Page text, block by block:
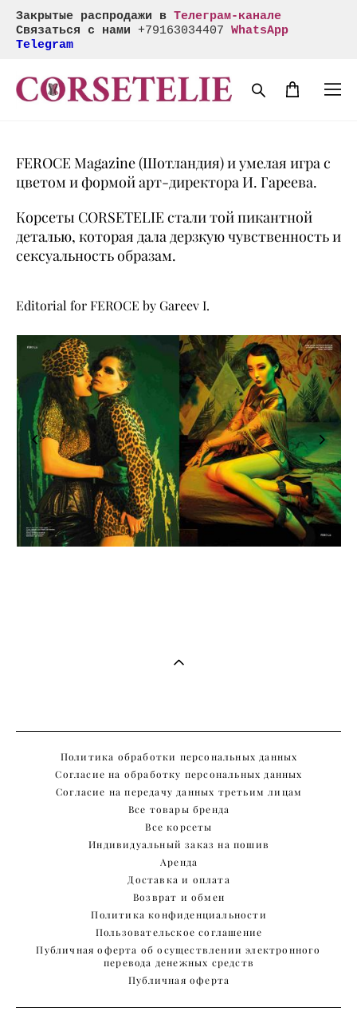
Закрытые распродажи в Телеграм-канале
Связаться с нами +79163034407
WhatsApp
Telegram
FEROCE Magazine (Шотландия) и умелая игра с
цветом и формой арт-директора И. Гареева.
Корсеты CORSETELIE стали той пикантной
деталью, которая дала дерзкую чувственность и
сексуальность образам.
Editorial for FEROCE by Gareev I.
Политика обработки персональных данных
Согласие на обработку персональных данных
Согласие на передачу данных третьим лицам
Все товары бренда
Все корсеты
Индивидуальный заказ на пошив
Аренда
Доставка и оплата
Возврат и обмен
Политика конфиденциальности
Пользовательское соглашение
Публичная оферта об осуществлении электронного
перевода денежных средств
Публичная оферта